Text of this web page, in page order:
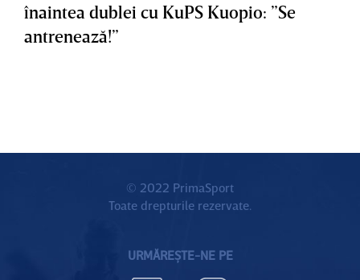
înaintea dublei cu KuPS Kuopio: ”Se
antrenează!”
© 2022 PrimaSport
Toate drepturile rezervate.
URMĂREȘTE-NE PE